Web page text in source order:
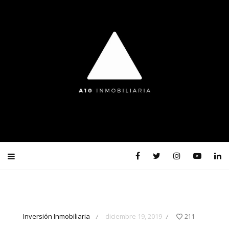
Inversión Inmobiliaria / diciembre 19, 2019 / 211